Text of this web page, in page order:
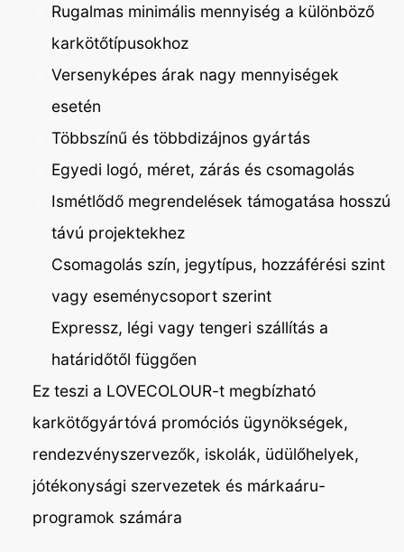
Rugalmas minimális mennyiség a különböző
karkötőtípusokhoz
Versenyképes árak nagy mennyiségek
esetén
Többszínű és többdizájnos gyártás
Egyedi logó, méret, zárás és csomagolás
Ismétlődő megrendelések támogatása hosszú
távú projektekhez
Csomagolás szín, jegytípus, hozzáférési szint
vagy eseménycsoport szerint
Expressz, légi vagy tengeri szállítás a
határidőtől függően
Ez teszi a LOVECOLOUR-t megbízható
karkötőgyártóvá promóciós ügynökségek,
rendezvényszervezők, iskolák, üdülőhelyek,
jótékonysági szervezetek és márkaáru-
programok számára